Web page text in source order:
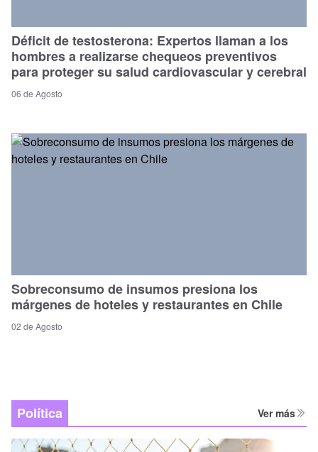
Déficit de testosterona: Expertos llaman a los
hombres a realizarse chequeos preventivos
para proteger su salud cardiovascular y cerebral
06 de Agosto
Sobreconsumo de insumos presiona los
márgenes de hoteles y restaurantes en Chile
02 de Agosto
Política Ver más